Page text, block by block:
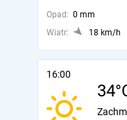
Opad: 0 mm
Wiatr:
18 km/h
16:00